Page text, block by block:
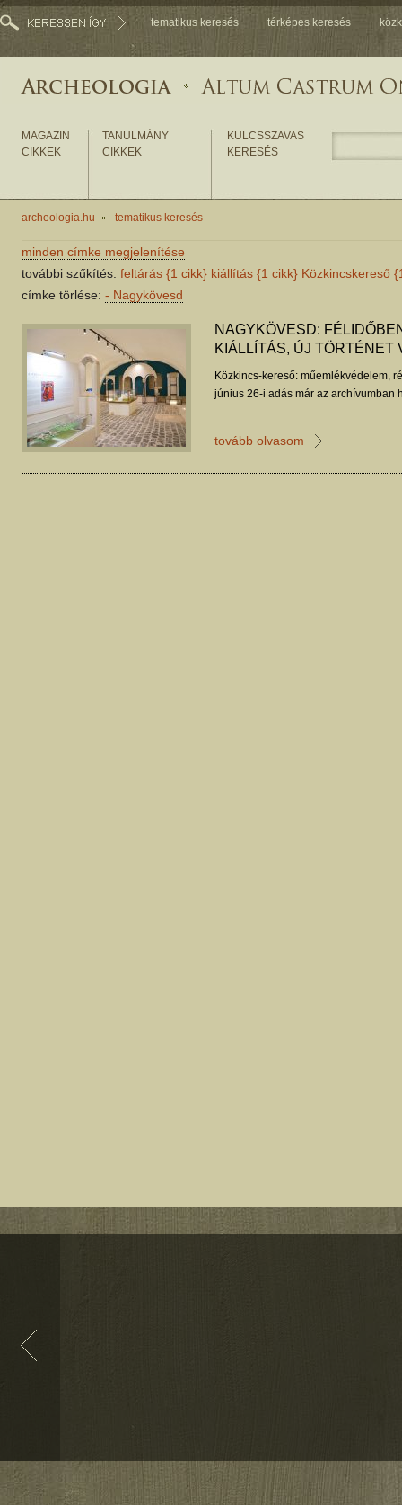
tematikus keresés térképes keresés
MAGAZIN
CIKKEK
TANULMÁNY
CIKKEK
KULCSSZAVAS
KERESÉS
archeologia.hu tematikus keresés
minden címke megjelenítése
további szűkítés: feltárás {1 cikk} kiállítás {1 cikk} Közkincskereső
címke törlése: - Nagykövesd
NAGYKÖVESD:
KIÁLLÍTÁS, ÚJ TÖRTÉNET
Közkincs-kereső: műemlékvédelem,
június 26-i adás már az archívumban
tovább olvasom